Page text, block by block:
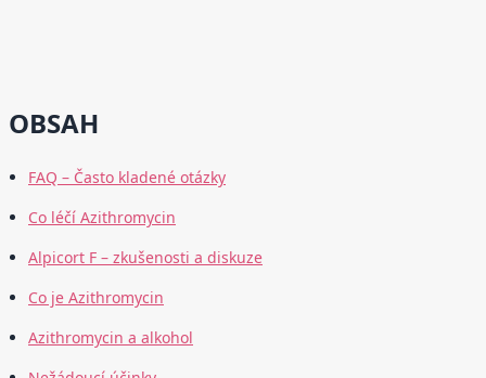
OBSAH
FAQ – Často kladené otázky
Co léčí Azithromycin
Alpicort F – zkušenosti a diskuze
Co je Azithromycin
Azithromycin a alkohol